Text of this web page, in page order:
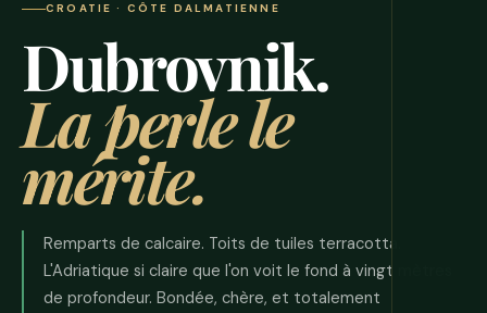
CROATIE · CÔTE DALMATIENNE
Dubrovnik.
La perle le
mérite.
Remparts de calcaire. Toits de tuiles terracotta.
L'Adriatique si claire que l'on voit le fond à vingt mètres
de profondeur. Bondée, chère, et totalement